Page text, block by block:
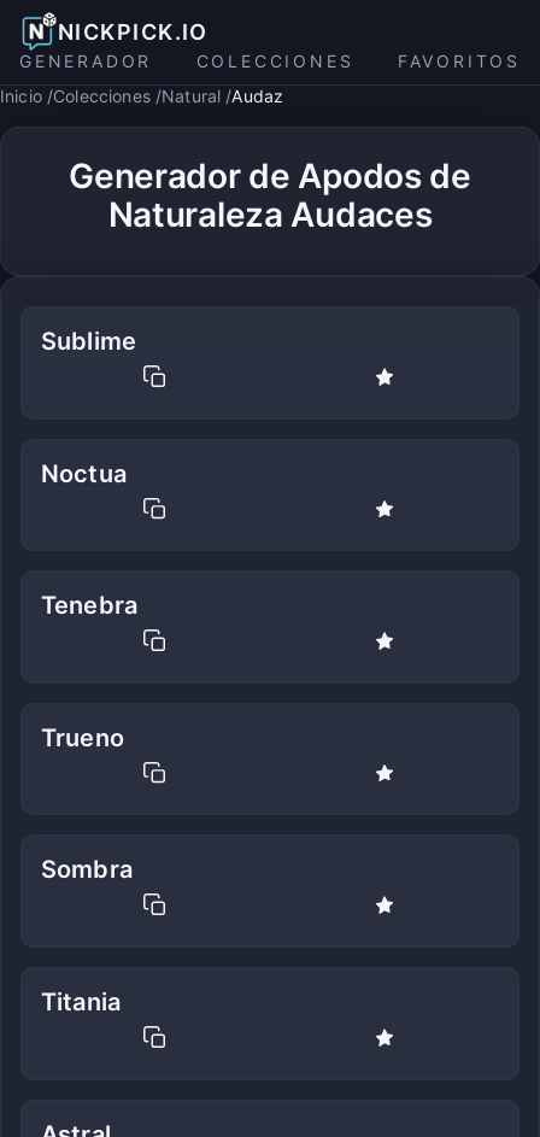
NICKPICK.IO
GENERADOR COLECCIONES
FAVORITOS
Inicio Colecciones Natural Audaz
Generador de Apodos de
Naturaleza Audaces
Sublime
Noctua
Tenebra
Trueno
Sombra
Titania